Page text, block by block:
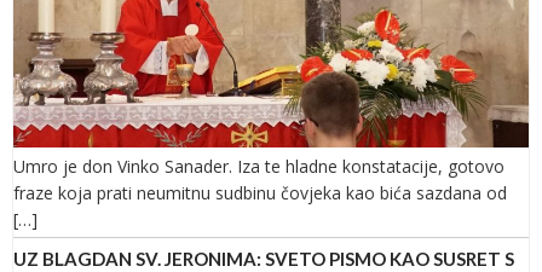
Umro je don Vinko Sanader. Iza te hladne konstatacije, gotovo
fraze koja prati neumitnu sudbinu čovjeka kao bića sazdana od
[…]
UZ BLAGDAN SV. JERONIMA: SVETO PISMO KAO SUSRET S